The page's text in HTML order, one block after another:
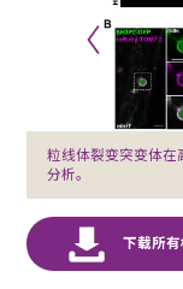
粒线体裂变突变体在
分析。